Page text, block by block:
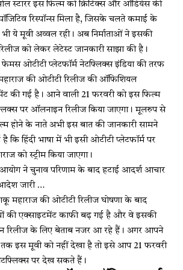
स्टारर इस फिल्म को क्रिटिक्स और ऑडियंस की
रिस्पॉन्स मिला है, जिसके चलते कमाई के
ये मूवी अव्वल रही। अब निर्माताओं ने इसकी
को लेकर लेटेस्ट जानकारी साझा की है।
ओटीटी प्लेटफॉर्म नेटफ्लिक्स इंडिया की तरफ
की ओटीटी रिलीज की ऑफिशियल
की गई है। आने वाली 21 फरवरी को इस फिल्म
पर ऑलनाइन रिलीज किया जाएगा। मूलरुप से
होने के नाते अभी इस बात की जानकारी सामने
कि हिंदी भाषा में भी इसी ओटीटी प्लेटफॉर्म पर
को स्ट्रीम किया जाएगा।
आयोग ने चुनाव परिणाम के बाद हटाई आदर्श आचार
जारी …
महाराज की ओटीटी रिलीज घोषणा के बाद
की एक्साइटमेंट काफी बढ़ गई है और वे इसकी
रिलीज के लिए बेताब नजर आ रहे हैं। अगर आपने
इस मूवी को नहीं देखा है तो इसे आप 21 फरवरी
पर देख सकते हैं।